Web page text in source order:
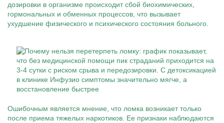
дозировки в организме происходит сбой биохимических,
гормональных и обменных процессов, что вызывает
ухудшение физического и психического состояния больного.
Ошибочным является мнение, что ломка возникает только
после приема тяжелых наркотиков. Ее признаки наблюдаются